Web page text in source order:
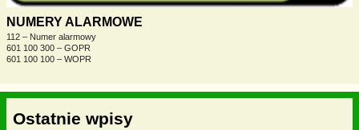
NUMERY ALARMOWE
112 – Numer alarmowy
601 100 300 – GOPR
601 100 100 – WOPR
Ostatnie wpisy